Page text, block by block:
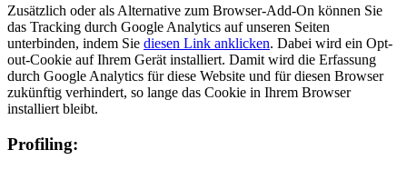
Zusätzlich oder als Alternative zum Browser-Add-On können Sie
das Tracking durch Google Analytics auf unseren Seiten
unterbinden, indem Sie diesen Link anklicken. Dabei wird ein Opt-
out-Cookie auf Ihrem Gerät installiert. Damit wird die Erfassung
durch Google Analytics für diese Website und für diesen Browser
zukünftig verhindert, so lange das Cookie in Ihrem Browser
installiert bleibt.
Profiling: